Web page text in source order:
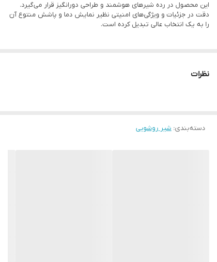
چرخش 360 درجه برای دسترسی بیشتر
مصرف آب با کنترل هوشمندانه
این محصول در رده شیرهای هوشمند و طراحی دورانگیز قرار می‌گیرد.
دقت در جزئیات و ویژگی‌های امنیتی نظیر نمایش دما و پاشش منتوع آن
را به یک انتخاب عالی تبدیل کرده است.
نظرات
دسته‌بندی: شیر روشویی